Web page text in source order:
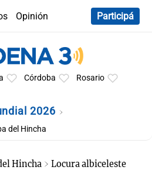
Opinión
Participá
Córdoba Rosario
2026
del Hincha
Hincha Locura albiceleste